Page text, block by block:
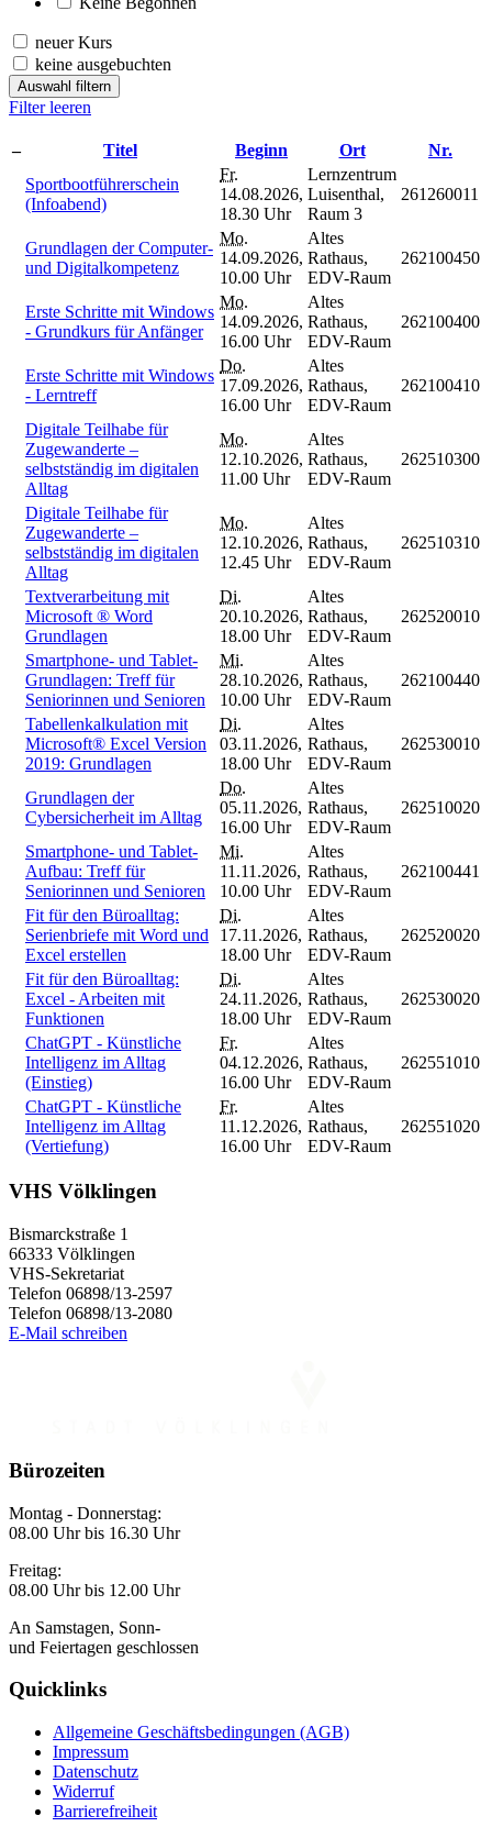
neuer Kurs
keine ausgebuchten
Auswahl filtern
Filter leeren
– Titel Beginn Ort
Nr.
Sportbootführerschein
(Infoabend)
Fr.
14.08.2026,
18.30 Uhr
Lernzentrum
Luisenthal,
Raum 3
261260011
Grundlagen der Computer-
und Digitalkompetenz
Mo.
14.09.2026,
10.00 Uhr
Altes
Rathaus,
EDV-Raum
262100450
Erste Schritte mit Windows
- Grundkurs für Anfänger
Mo.
14.09.2026,
16.00 Uhr
Altes
Rathaus,
EDV-Raum
262100400
Erste Schritte mit Windows
- Lerntreff
Do.
17.09.2026,
16.00 Uhr
Altes
Rathaus,
EDV-Raum
262100410
Digitale Teilhabe für
Zugewanderte –
selbstständig im digitalen
Alltag
Mo.
12.10.2026,
11.00 Uhr
Altes
Rathaus,
EDV-Raum
262510300
Digitale Teilhabe für
Zugewanderte –
selbstständig im digitalen
Alltag
Mo.
12.10.2026,
12.45 Uhr
Altes
Rathaus,
EDV-Raum
262510310
Textverarbeitung mit
Microsoft ® Word
Grundlagen
Di.
20.10.2026,
18.00 Uhr
Altes
Rathaus,
EDV-Raum
262520010
Smartphone- und Tablet-
Grundlagen: Treff für
Seniorinnen und Senioren
Mi.
28.10.2026,
10.00 Uhr
Altes
Rathaus,
EDV-Raum
262100440
Tabellenkalkulation mit
Microsoft® Excel Version
2019: Grundlagen
Di.
03.11.2026,
18.00 Uhr
Altes
Rathaus,
EDV-Raum
262530010
Grundlagen der
Cybersicherheit im Alltag
Do.
05.11.2026,
16.00 Uhr
Altes
Rathaus,
EDV-Raum
262510020
Smartphone- und Tablet-
Aufbau: Treff für
Seniorinnen und Senioren
Mi.
11.11.2026,
10.00 Uhr
Altes
Rathaus,
EDV-Raum
262100441
Fit für den Büroalltag:
Serienbriefe mit Word und
Excel erstellen
Di.
17.11.2026,
18.00 Uhr
Altes
Rathaus,
EDV-Raum
262520020
Fit für den Büroalltag:
Excel - Arbeiten mit
Funktionen
Di.
24.11.2026,
18.00 Uhr
Altes
Rathaus,
EDV-Raum
262530020
ChatGPT - Künstliche
Intelligenz im Alltag
(Einstieg)
Fr.
04.12.2026,
16.00 Uhr
Altes
Rathaus,
EDV-Raum
262551010
ChatGPT - Künstliche
Intelligenz im Alltag
(Vertiefung)
Fr.
11.12.2026,
16.00 Uhr
Altes
Rathaus,
EDV-Raum
262551020
VHS Völklingen
Bismarckstraße 1
66333 Völklingen
VHS-Sekretariat
Telefon 06898/13-2597
Telefon 06898/13-2080
E-Mail schreiben
Bürozeiten
Montag - Donnerstag:
08.00 Uhr bis 16.30 Uhr
Freitag:
08.00 Uhr bis 12.00 Uhr
An Samstagen, Sonn-
und Feiertagen geschlossen
Quicklinks
Allgemeine Geschäftsbedingungen (AGB)
Impressum
Datenschutz
Widerruf
Barrierefreiheit